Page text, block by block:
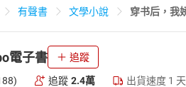
有聲書 文學小說 穿书后，我
電子書 追蹤
追蹤 2.4萬 出貨速度 1 天